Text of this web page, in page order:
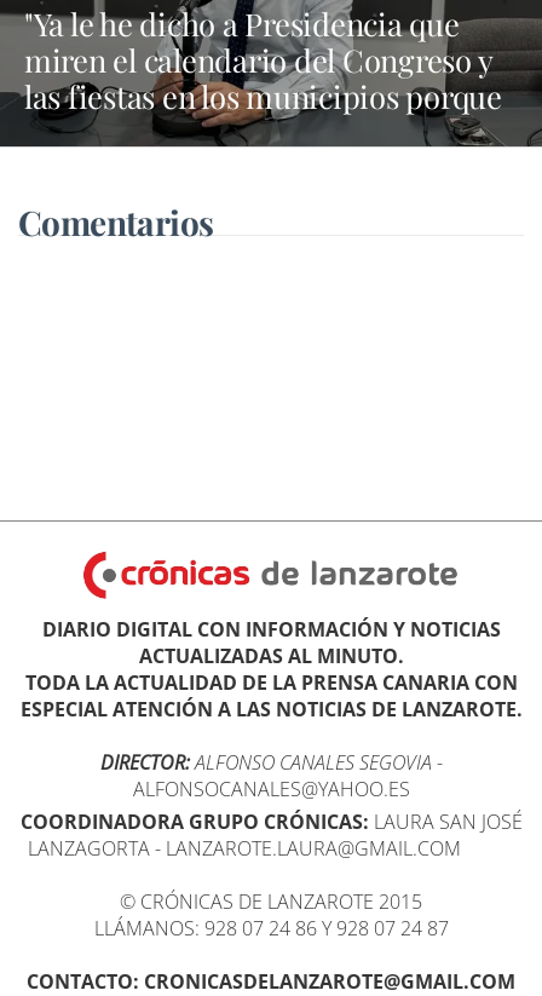
"Ya le he dicho a Presidencia que
miren el calendario del Congreso y
las fiestas en los municipios porque
Dolores Corujo estaba en un fiesta
pleno"
Comentarios
DIARIO DIGITAL CON INFORMACIÓN Y NOTICIAS
ACTUALIZADAS AL MINUTO.
TODA LA ACTUALIDAD DE LA PRENSA CANARIA CON
ESPECIAL ATENCIÓN A LAS NOTICIAS DE LANZAROTE.
DIRECTOR:ALFONSO CANALES SEGOVIA -
ALFONSOCANALES@YAHOO.ES
COORDINADORA GRUPO CRÓNICAS: LAURA SAN JOSÉ
LANZAGORTA - LANZAROTE.LAURA@GMAIL.COM
© CRÓNICAS DE LANZAROTE 2015
LLÁMANOS: 928 07 24 86 Y 928 07 24 87
CONTACTO: CRONICASDELANZAROTE@GMAIL.COM